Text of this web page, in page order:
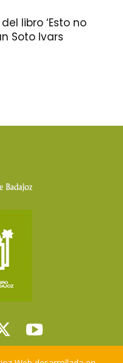
libro ‘Esto no
Soto Ivars